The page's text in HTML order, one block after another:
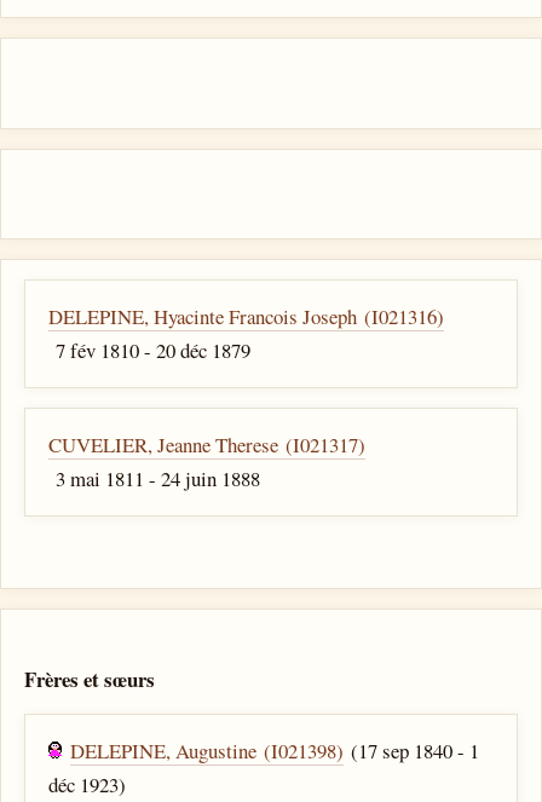
DELEPINE, Hyacinte Francois Joseph (I021316)
7 fév 1810 - 20 déc 1879
CUVELIER, Jeanne Therese (I021317)
3 mai 1811 - 24 juin 1888
Frères et sœurs
DELEPINE, Augustine (I021398) (17 sep 1840 - 1
déc 1923)